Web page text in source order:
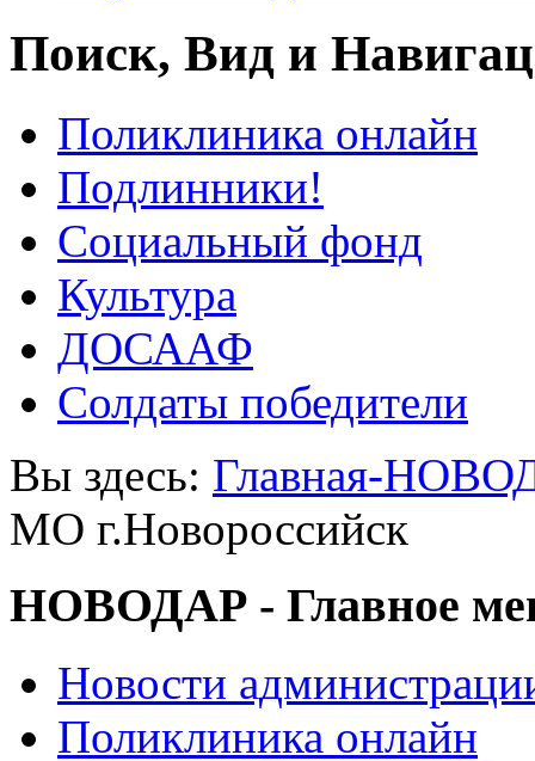
Поиск, Вид и
Поликлиника онлайн
Подлинники!
Социальный фонд
Культура
ДОСААФ
Солдаты победители
Вы здесь: Главная-
МО г.Новороссийск
НОВОДАР - Главное
Новости
Поликлиника онлайн